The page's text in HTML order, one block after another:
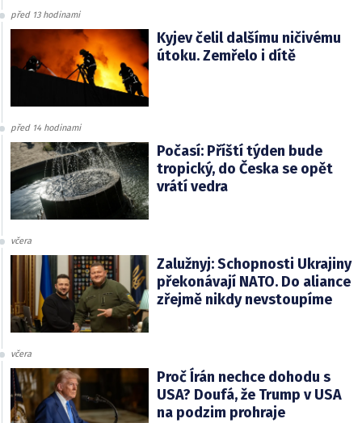
před 13 hodinami
Kyjev čelil dalšímu ničivému
útoku. Zemřelo i dítě
před 14 hodinami
Počasí: Příští týden bude
tropický, do Česka se opět
vrátí vedra
včera
Zalužnyj: Schopnosti Ukrajiny
překonávají NATO. Do aliance
zřejmě nikdy nevstoupíme
včera
Proč Írán nechce dohodu s
USA? Doufá, že Trump v USA
na podzim prohraje